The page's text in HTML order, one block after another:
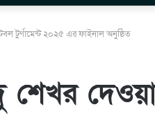
টুর্ণামেন্ট ২০২৫ এর ফাইনাল অনুষ্ঠিত
শেখর